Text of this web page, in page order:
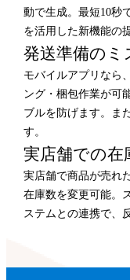
動で生成。最短10秒
を活用した新機能の
発送準備のミ
モバイルアプリなら
ング・梱包作業が可
ブルを防げます。ま
す。
実店舗での在
実店舗で商品が売れ
在庫数を変更可能。
ステムとの連携で、